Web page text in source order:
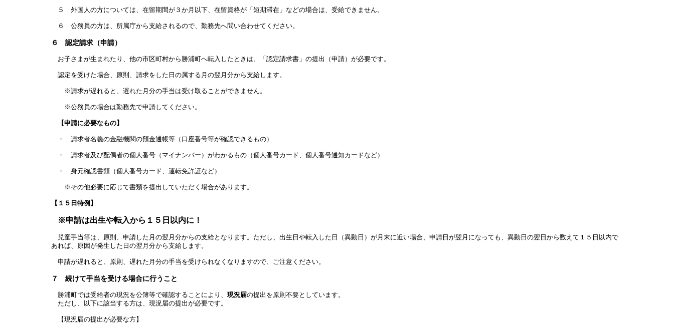
５ 外国人の方については、在留期間が３か月以下、在留資格が「短期滞在」などの場合は、受給できません。
６ 公務員の方は、所属庁から支給されるので、勤務先へ問い合わせてください。
６ 認定請求（申請）
お子さまが生まれたり、他の市区町村から勝浦町へ転入したときは、「認定請求書」の提出（申請）が必要です。
認定を受けた場合、原則、請求をした日の属する月の翌月分から支給します。
※請求が遅れると、遅れた月分の手当は受け取ることができません。
※公務員の場合は勤務先で申請してください。
【申請に必要なもの】
・ 請求者名義の金融機関の預金通帳等（口座番号等が確認できるもの）
・ 請求者及び配偶者の個人番号（マイナンバー）がわかるもの（個人番号カード、個人番号通知カードなど）
・ 身元確認書類（個人番号カード、運転免許証など）
※その他必要に応じて書類を提出していただく場合があります。
【１５日特例】
※申請は出生や転入から１５日以内に！
児童手当等は、原則、申請した月の翌月分からの支給となります。ただし、出生日や転入した日（異動日）が月末に近い場合、申請日が翌月になっても、異動日の翌日から数えて１５日以内で
あれば、原因が発生した日の翌月分から支給します。
申請が遅れると、原則、遅れた月分の手当を受けられなくなりますので、ご注意ください。
７ 続けて手当を受ける場合に行うこと
勝浦町では受給者の現況を公簿等で確認することにより、 現況届の提出を原則不要としています。
ただし、以下に該当する方は、現況届の提出が必要です。
【現況届の提出が必要な方】